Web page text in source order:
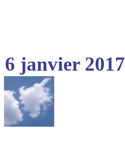
6 janvier 2017